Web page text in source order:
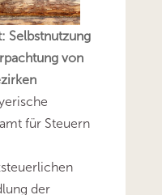
Selbstnutzung
von
für Steuern
der